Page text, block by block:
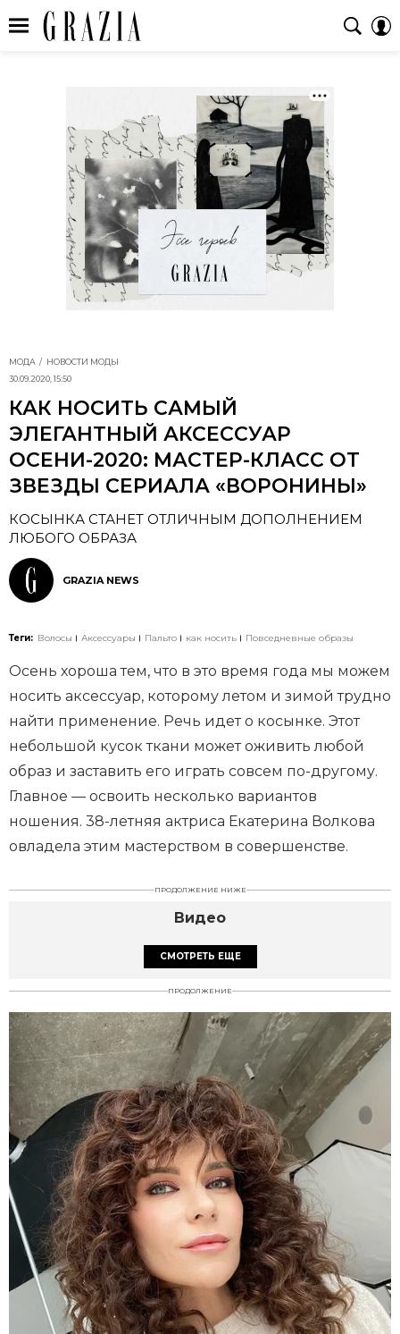
МОДА
НОВОСТИ МОДЫ
30.09.2020, 15:50
КАК НОСИТЬ САМЫЙ
ЭЛЕГАНТНЫЙ АКСЕССУАР
ОСЕНИ-2020: МАСТЕР-КЛАСС ОТ
ЗВЕЗДЫ СЕРИАЛА «ВОРОНИНЫ»
КОСЫНКА СТАНЕТ ОТЛИЧНЫМ ДОПОЛНЕНИЕМ
ЛЮБОГО ОБРАЗА
GRAZIA NEWS
Теги: Волосы Аксессуары Пальто как носить Повседневные образы
Осень хороша тем, что в это время года мы можем
носить аксессуар, которому летом и зимой трудно
найти применение. Речь идет о косынке. Этот
небольшой кусок ткани может оживить любой
образ и заставить его играть совсем по-другому.
Главное — освоить несколько вариантов
ношения. 38-летняя актриса Екатерина Волкова
овладела этим мастерством в совершенстве.
ПРОДОЛЖЕНИЕ НИЖЕ
Видео
СМОТРЕТЬ ЕЩЕ
ПРОДОЛЖЕНИЕ